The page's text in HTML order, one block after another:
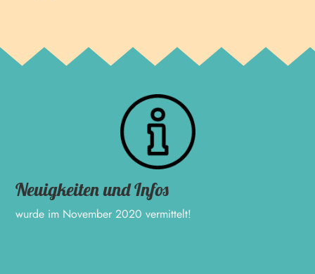
Neuigkeiten und Infos
wurde im November 2020 vermittelt!